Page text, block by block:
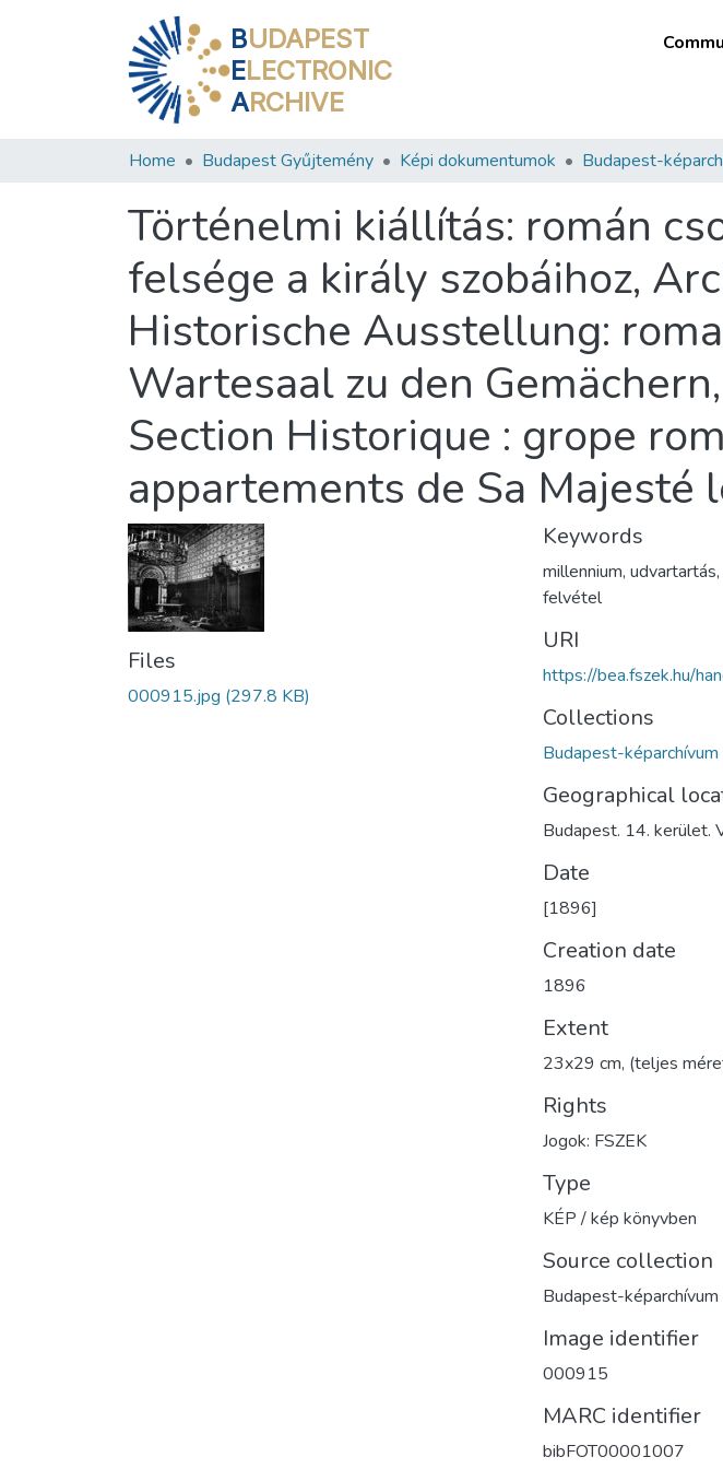
BUDAPEST
ELECTRONIC
ARCHIVE
Home Budapest Gyűjtemény Képi dokumentumok Budapest-
Történelmi kiállítás: román
felsége a király szobáihoz,
Historische Ausstellung:
Wartesaal zu den
Section Historique : grope
appartements de Sa Majesté
Files
000915.jpg (297.8 KB)
Keywords
millennium, udvartartás,
felvétel
URI
https://bea.fszek.hu/
Collections
Budapest-képarchívum
Geographical
Budapest. 14. kerület.
Date
[1896]
Creation date
1896
Extent
23x29 cm, (teljes
Rights
Jogok: FSZEK
Type
KÉP / kép könyvben
Source collection
Budapest-képarchívum
Image identifier
000915
MARC identifier
bibFOT00001007